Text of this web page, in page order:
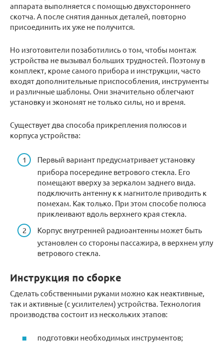
аппарата выполняется с помощью двухстороннего
скотча. А после снятия данных деталей, повторно
присоединить их уже не получится.
Но изготовители позаботились о том, чтобы монтаж
устройства не вызывал больших трудностей. Поэтому в
комплект, кроме самого прибора и инструкции, часто
входят дополнительные приспособления, инструменты
и различные шаблоны. Они значительно облегчают
установку и экономят не только силы, но и время.
Существует два способа прикрепления полюсов и
корпуса устройства:
Первый вариант предусматривает установку
прибора посередине ветрового стекла. Его
помещают вверху за зеркалом заднего вида.
подключить антенну к к магнитоле приводить к
помехам. Как только. При этом способе полюса
приклеивают вдоль верхнего края стекла.
Корпус внутренней радиоантенны может быть
установлен со стороны пассажира, в верхнем углу
ветрового стекла.
Инструкция по сборке
Сделать собственными руками можно как неактивные,
так и активные (с усилителем) устройства. Технология
производства состоит из нескольких этапов:
подготовки необходимых инструментов;